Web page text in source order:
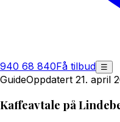
940 68 840Få tilbud ☰
GuideOppdatert 21. april
Kaffeavtale på